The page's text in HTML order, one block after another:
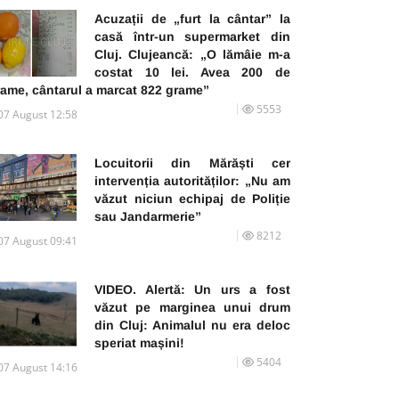
Acuzații de „furt la cântar” la
casă într-un supermarket din
Cluj. Clujeancă: „O lămâie m-a
costat 10 lei. Avea 200 de
cântarul a marcat 822 grame”
August 12:58 5553
Locuitorii din Mărăști cer
intervenția autorităților: „Nu am
văzut niciun echipaj de Poliție
sau Jandarmerie”
August 09:41 8212
VIDEO. Alertă: Un urs a fost
văzut pe marginea unui drum
din Cluj: Animalul nu era deloc
speriat mașini!
August 14:16 5404